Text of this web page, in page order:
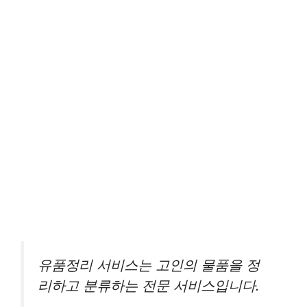
유품정리 서비스는 고인의 물품을 정
리하고 분류하는 전문 서비스입니다.